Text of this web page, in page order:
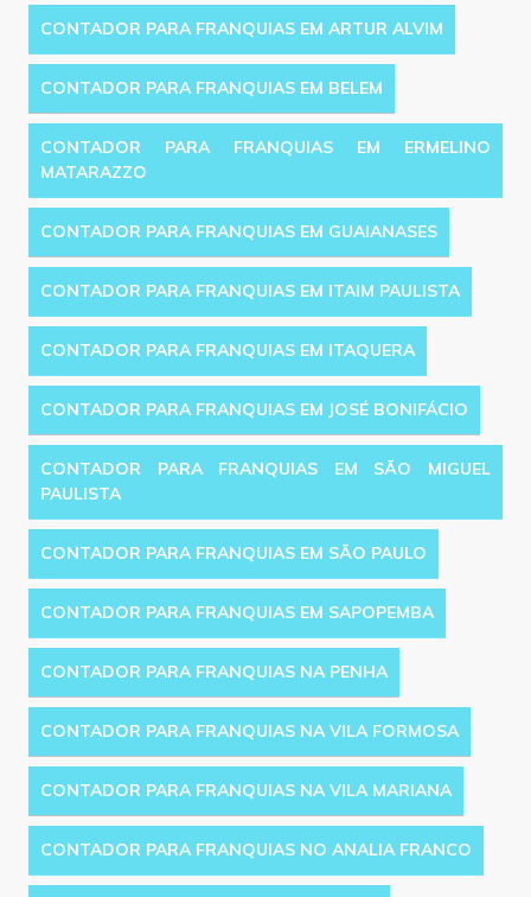
CONTADOR PARA FRANQUIAS EM ARTUR ALVIM
CONTADOR PARA FRANQUIAS EM BELEM
CONTADOR PARA FRANQUIAS EM ERMELINO
MATARAZZO
CONTADOR PARA FRANQUIAS EM GUAIANASES
CONTADOR PARA FRANQUIAS EM ITAIM PAULISTA
CONTADOR PARA FRANQUIAS EM ITAQUERA
CONTADOR PARA FRANQUIAS EM JOSÉ BONIFÁCIO
CONTADOR PARA FRANQUIAS EM SÃO MIGUEL
PAULISTA
CONTADOR PARA FRANQUIAS EM SÃO PAULO
CONTADOR PARA FRANQUIAS EM SAPOPEMBA
CONTADOR PARA FRANQUIAS NA PENHA
CONTADOR PARA FRANQUIAS NA VILA FORMOSA
CONTADOR PARA FRANQUIAS NA VILA MARIANA
CONTADOR PARA FRANQUIAS NO ANALIA FRANCO